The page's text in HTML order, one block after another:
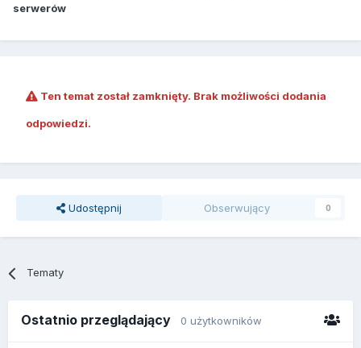
serwerów
Ten temat został zamknięty. Brak możliwości dodania
odpowiedzi.
Udostępnij Obserwujący 0
Tematy
Ostatnio przeglądający 0 użytkowników